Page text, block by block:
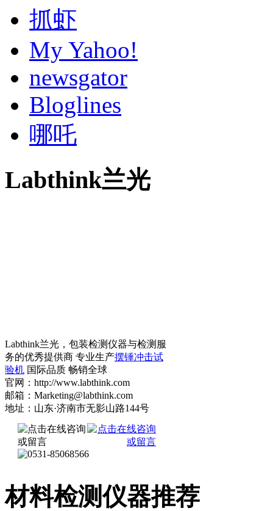
抓虾
My Yahoo!
newsgator
Bloglines
哪吒
Labthink兰光
Labthink兰光，包装检测仪器与检测服
务的优秀提供商 专业生产摆锤冲击试
验机 国际品质 畅销全球
官网：http://www.labthink.com
邮箱：Marketing@labthink.com
地址：山东·济南市无影山路144号
材料检测仪器推荐